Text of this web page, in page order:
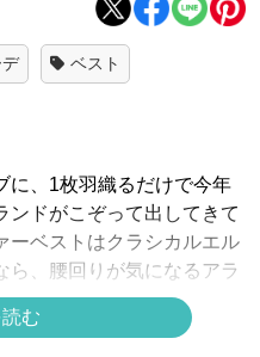
ベスト
に、1枚羽織るだけで今年
ンドがこぞって出してきて
ーベストはクラシカルエル
ら、腰回りが気になるアラ
ます。
ニクロ アンド Mame
む